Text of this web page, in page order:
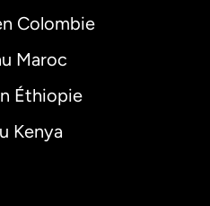
Colombie
Maroc
Éthiopie
Kenya